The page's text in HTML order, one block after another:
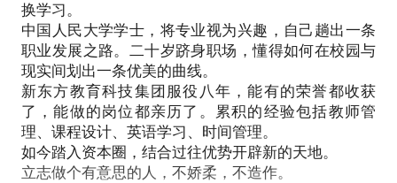
个充实而又富有意义的大学生活。
小声说，作为一名英语教师还能在英语学习上给你发
个小福利。
每个人都优秀，只是需要正确的方式去挖掘。期待，
计算收入的多重方法、规模经济的制约以及复制难度
高等诸多问题。恰逢教育培训行业进入高估值时代，
创业者骑虎难下的局面日渐显现。
教育培训市场仍然具有价值，幼儿、K12、职业培训
更具空间。只是需要既懂教育又懂资本的人进行理性
梳理。
我愿意与你分享的内容包括：
教育培训企业各阶段的发展路径
换学习。
中国人民大学学士，将专业视为兴趣，自己趟出一条
职业发展之路。二十岁跻身职场，懂得如何在校园与
现实间划出一条优美的曲线。
新东方教育科技集团服役八年，能有的荣誉都收获
了，能做的岗位都亲历了。累积的经验包括教师管
理、课程设计、英语学习、时间管理。
如今踏入资本圈，结合过往优势开辟新的天地。
立志做个有意思的人，不娇柔，不造作。